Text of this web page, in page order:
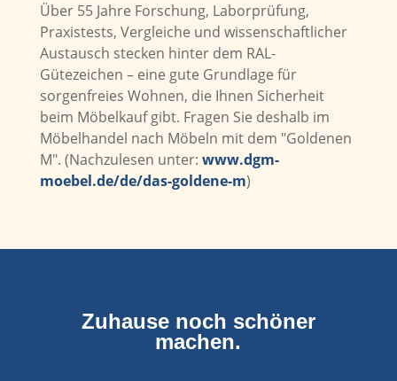
Über 55 Jahre Forschung, Laborprüfung,
Praxistests, Vergleiche und wissenschaftlicher
Austausch stecken hinter dem RAL-
Gütezeichen – eine gute Grundlage für
sorgenfreies Wohnen, die Ihnen Sicherheit
beim Möbelkauf gibt. Fragen Sie deshalb im
Möbelhandel nach Möbeln mit dem "Goldenen
M". (Nachzulesen unter: www.dgm-
moebel.de/de/das-goldene-m)
Zuhause noch schöner
machen.